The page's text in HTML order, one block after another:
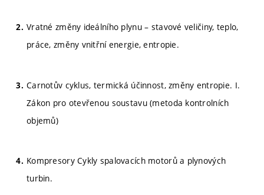
Vratné změny ideálního plynu – stavové veličiny, teplo,
práce, změny vnitřní energie, entropie.
Carnotův cyklus, termická účinnost, změny entropie. I.
Zákon pro otevřenou soustavu (metoda kontrolních
objemů)
Kompresory Cykly spalovacích motorů a plynových
turbin.